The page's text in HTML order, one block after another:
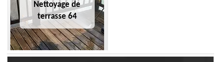
Nettoyage de
terrasse 64